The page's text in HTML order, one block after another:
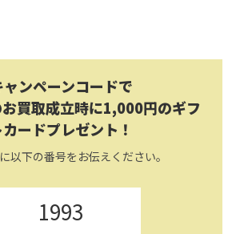
ャンペーンコードで
買取成立時に1,000円のギフ
カードプレゼント！
以下の番号をお伝えください。
1993